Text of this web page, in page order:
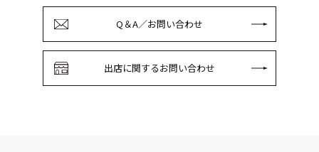
Q＆A／お問い合わせ
出店に関するお問い合わせ